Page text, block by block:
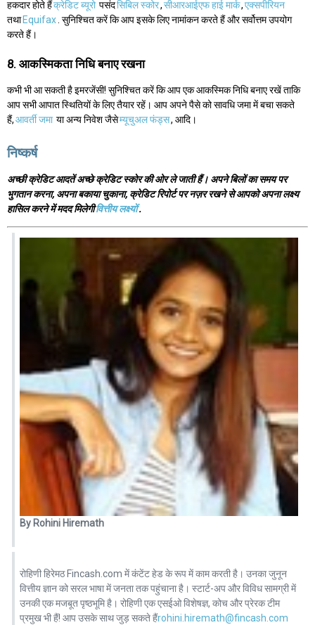
हकदार होते हैंक्रेडिट ब्यूरो पसंदसिबिल स्कोर,सीआरआईएफ हाई मार्क,एक्सपीरियन
तथा Equifax . सुनिश्चित करें कि आप इसके लिए नामांकन करते हैं और सर्वोत्तम उपयोग
करते हैं।
8. आकस्मिकता निधि बनाए रखना
कभी भी आ सकती है इमरजेंसी! सुनिश्चित करें कि आप एक आकस्मिक निधि बनाए रखें ताकि
आप सभी आपात स्थितियों के लिए तैयार रहें। आप अपने पैसे को सावधि जमा में बचा सकते
हैं,आवर्ती जमा या अन्य निवेश जैसेम्यूचुअल फंड्स, आदि।
निष्कर्ष
अच्छी क्रेडिट आदतें अच्छे क्रेडिट स्कोर की ओर ले जाती हैं। अपने बिलों का समय पर
भुगतान करना, अपना बकाया चुकाना, क्रेडिट रिपोर्ट पर नज़र रखने से आपको अपना लक्ष्य
हासिल करने में मदद मिलेगीवित्तीय लक्ष्यों.
By Rohini Hiremath
रोहिणी हिरेमठ Fincash.com में कंटेंट हेड के रूप में काम करती है। उनका जुनून
वित्तीय ज्ञान को सरल भाषा में जनता तक पहुंचाना है। स्टार्ट-अप और विविध सामग्री में
उनकी एक मजबूत पृष्ठभूमि है। रोहिणी एक एसईओ विशेषज्ञ, कोच और प्रेरक टीम
प्रमुख भी हैं! आप उसके साथ जुड़ सकते हैंrohini.hiremath@fincash.com